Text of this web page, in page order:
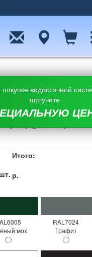
шт.
Итого:
р.
мох
RAL7024
Графит
водосточной
получите